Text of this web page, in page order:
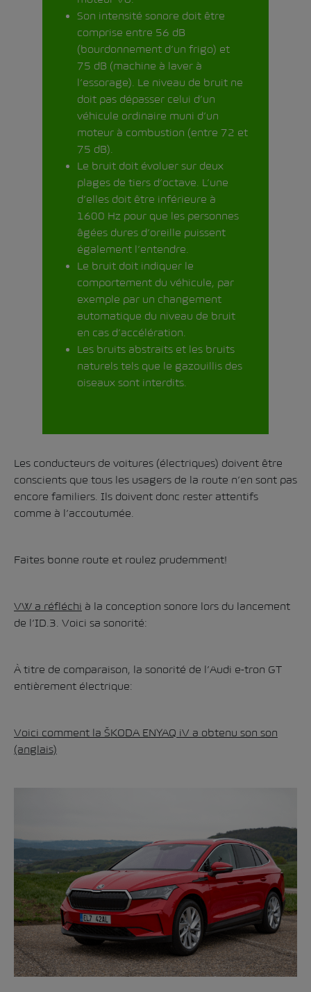
Son intensité sonore doit être
comprise entre 56 dB
(bourdonnement d’un frigo) et
75 dB (machine à laver à
l’essorage). Le niveau de bruit ne
doit pas dépasser celui d’un
véhicule ordinaire muni d’un
moteur à combustion (entre 72 et
75 dB).
Le bruit doit évoluer sur deux
plages de tiers d’octave. L’une
d’elles doit être inférieure à
1600 Hz pour que les personnes
âgées dures d’oreille puissent
également l’entendre.
Le bruit doit indiquer le
comportement du véhicule, par
exemple par un changement
automatique du niveau de bruit
en cas d’accélération.
Les bruits abstraits et les bruits
naturels tels que le gazouillis des
oiseaux sont interdits.
Les conducteurs de voitures (électriques) doivent être
conscients que tous les usagers de la route n’en sont pas
encore familiers. Ils doivent donc rester attentifs
comme à l’accoutumée.
Faites bonne route et roulez prudemment!
VW a réfléchi à la conception sonore lors du lancement
de l’ID.3. Voici sa sonorité:
À titre de comparaison, la sonorité de l’Audi e-tron GT
entièrement électrique:
Voici comment la ŠKODA ENYAQ iV a obtenu son son
(anglais)